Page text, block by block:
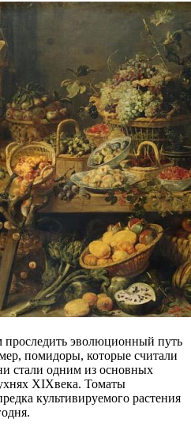
проследить эволюционный путь
помидоры, которые считали
стали одним из основных
XIXвека. Томаты
культивируемого растения